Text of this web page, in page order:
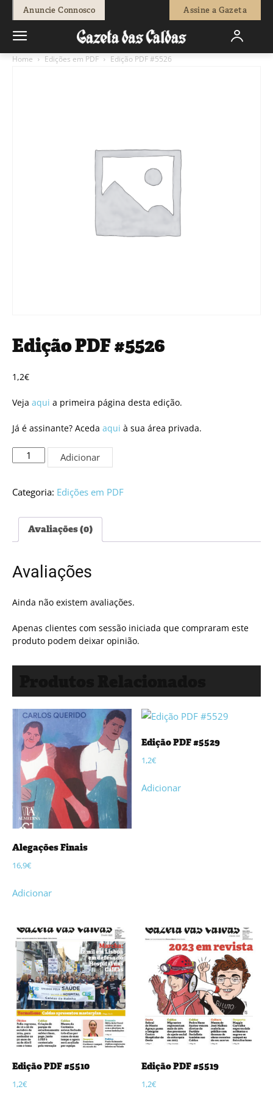
Anuncie Connosco Assine a Gazeta
Home Edições em PDF Edição PDF #5526
Edição PDF #5526
1,2€
Veja aqui a primeira página desta edição.
Já é assinante? Aceda aqui à sua área privada.
Quantidade
de
PDF
Adicionar
Categoria: Edições em PDF
Avaliações (0)
Avaliações
Ainda não existem avaliações.
Apenas clientes com sessão iniciada que compraram este
produto podem deixar opinião.
Alegações Finais
16,9€
Adicionar
Edição PDF #5529
1,2€
Adicionar
Edição PDF #5510
1,2€
Edição PDF #5519
1,2€